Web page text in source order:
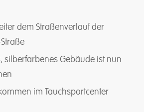
dem Straßenverlauf der
silberfarbenes Gebäude ist nun
im Tauchsportcenter